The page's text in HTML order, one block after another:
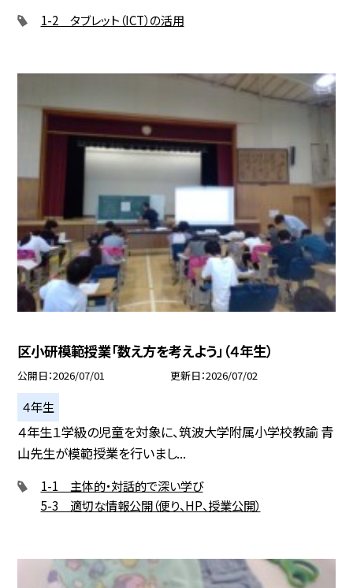
1-2 タブレット（ICT）の活用
区小研模範授業「数え方を考えよう」（４年生）
公開日 2026/07/01 更新日 2026/07/02
４年生
４年生１学級の児童を対象に、筑波大学附属小学校教諭 青
山先生が模範授業を行いまし...
1-1 主体的・対話的で深い学び
5-3 適切な情報公開（便り、HP、授業公開）